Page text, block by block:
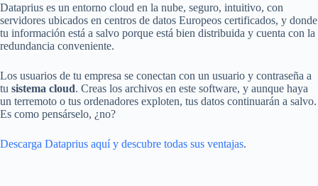
Dataprius es un entorno cloud en la nube, seguro, intuitivo, con
servidores ubicados en centros de datos Europeos certificados, y donde
tu información está a salvo porque está bien distribuida y cuenta con la
redundancia conveniente.
Los usuarios de tu empresa se conectan con un usuario y contraseña a
tu sistema cloud. Creas los archivos en este software, y aunque haya
un terremoto o tus ordenadores exploten, tus datos continuarán a salvo.
Es como pensárselo, ¿no?
Descarga Dataprius aquí y descubre todas sus ventajas.